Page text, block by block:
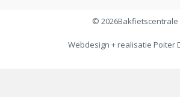
© 2026Bakfietscentrale
Webdesign + realisatie Poiter